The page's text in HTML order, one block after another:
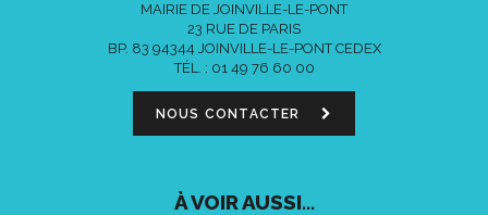
MAIRIE DE JOINVILLE-LE-PONT
23 RUE DE PARIS
BP. 83 94344 JOINVILLE-LE-PONT CEDEX
TÉL. : 01 49 76 60 00
NOUS CONTACTER
À VOIR AUSSI...